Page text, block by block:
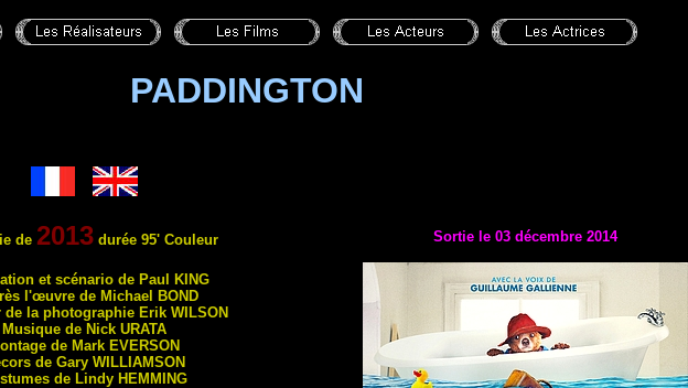
PADDINGTON
de 2013durée 95' Couleur
et scénario de Paul
KING
l'œuvre de Michael
BOND
de la photographie Erik WILSON
Musique de Nick URATA
de Mark EVERSON
de Gary WILLIAMSON
de Lindy HEMMING
Sortie le 03 décembre 2014